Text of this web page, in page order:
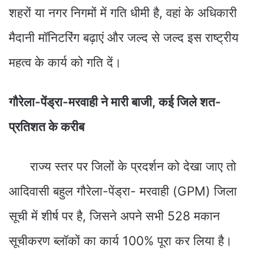
शहरों या नगर निगमों में गति धीमी है, वहां के अधिकारी
मैदानी मॉनिटरिंग बढ़ाएं और जल्द से जल्द इस राष्ट्रीय
महत्व के कार्य को गति दें।
​गौरेला-पेंड्रा-मरवाही ने मारी बाजी, कई जिले शत-
प्रतिशत के करीब
​राज्य स्तर पर जिलों के प्रदर्शन को देखा जाए तो
आदिवासी बहुल गौरेला-पेंड्रा- मरवाही (GPM) जिला
सूची में शीर्ष पर है, जिसने अपने सभी 528 मकान
सूचीकरण ब्लॉकों का कार्य 100% पूरा कर लिया है।